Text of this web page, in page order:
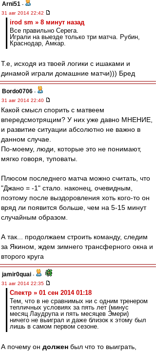
Arni51 -
31 авг 2014 22:42
irod sm » 8 минут назад
Все правильно Серега.
Играли на выезде только три матча. Рубин,
Краснодар, Амкар.
Т.е, исходя из твоей логики с ишаками и
динамой играли домашние матчи))) Бред
Bordo0706 -
31 авг 2014 22:40
Какой смысл спорить с матвеем
впередсмотрящим? У них уже давно МНЕНИЕ,
и развитие ситуации абсолютно не важно в
данном случае.
По-моему, люди, которые это не понимают,
мягко говоря, туповаты.
Плюсом последнего матча можно считать, что
"Джано = -1" стало. наконец, очевидным,
поэтому после выздоровления хоть кого-то он
вряд ли появится больше, чем на 5-15 минут
случайным образом.
А так... продолжаем строить команду, следим
за Якином, ждем зимнего трансферного окна и
второго круга
jamir0quai -
31 авг 2014 22:35
Спектр » 01 сен 2014 01:18
Тем, что в не сравнимых ни с одним тренером
тепличных условиях за пять лет (минус
месяц Лаудрупа и пять месяцев Эмери)
ничего не выиграл и даже близок к этому был
лишь в самом первом сезоне.
А почему он должен был что то выиграть,